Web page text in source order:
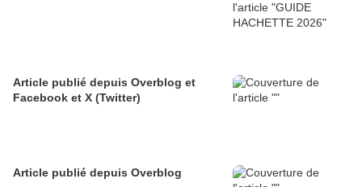
Article publié depuis Overblog et
Facebook et X (Twitter)
Article publié depuis Overblog